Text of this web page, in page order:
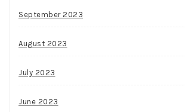
September 2023
August 2023
July 2023
June 2023